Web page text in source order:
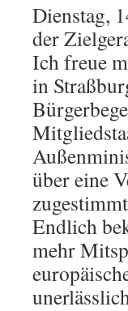
Dienstag,
der
Ich freue
in
über eine
Endlich
mehr